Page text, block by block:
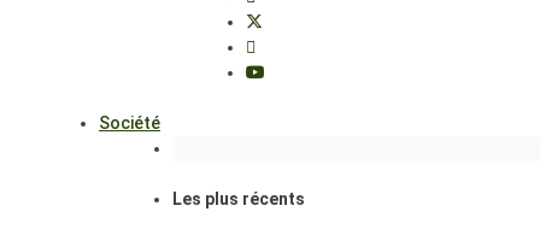
Société
Les plus récents